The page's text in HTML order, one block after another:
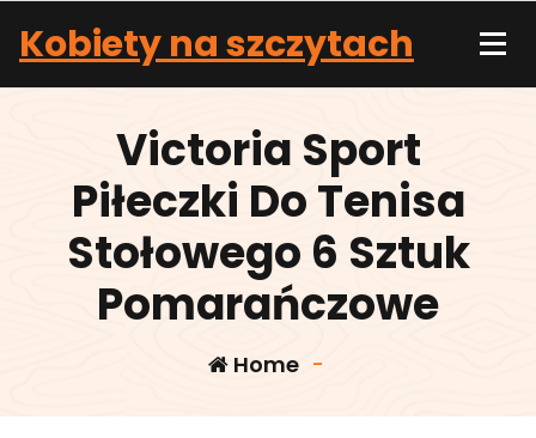
content
Kobiety na szczytach
Victoria Sport
Piłeczki Do Tenisa
Stołowego 6 Sztuk
Pomarańczowe
Home -